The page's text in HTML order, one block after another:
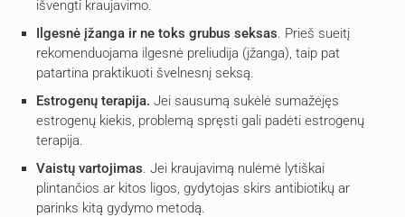
išvengti kraujavimo.
Ilgesnė įžanga ir ne toks grubus seksas. Prieš sueitį
rekomenduojama ilgesnė preliudija (įžanga), taip pat
patartina praktikuoti švelnesnį seksą.
Estrogenų terapija. Jei sausumą sukėlė sumažėjęs
estrogenų kiekis, problemą spręsti gali padėti estrogenų
terapija.
Vaistų vartojimas. Jei kraujavimą nulėmė lytiškai
plintančios ar kitos ligos, gydytojas skirs antibiotikų ar
parinks kitą gydymo metodą.